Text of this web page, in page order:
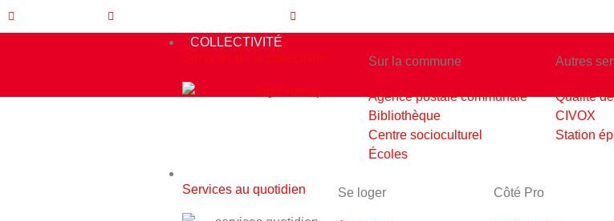
COLLECTIVITÉ
Services de la collectivité
Sur la commune
Agence postale communale
Bibliothèque
Centre socioculturel
Écoles
Autres
Qualité
CIVOX
Station
Services au quotidien
Se loger Côté Pro
PLAN LOCAL